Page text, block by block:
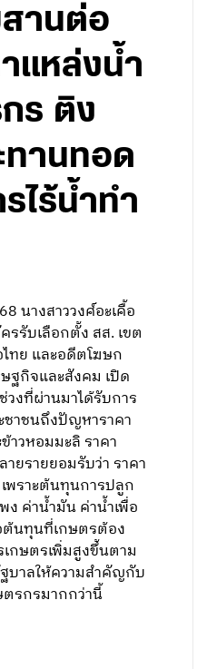
านต่อ
แหล่งน้ำ
ร ติง
ทานทอด
ไร้น้ำทำ
นางสาววงศ์อะเคื้อ
รับเลือกตั้ง สส. เขต
ทย และอดีตโฆษก
ฐกิจและสังคม เปิด
วงที่ผ่านมาได้รับการ
ชาชนถึงปัญหาราคา
าวหอมมะลิ ราคา
ยรายยอมรับว่า ราคา
พราะต้นทุนการปลูก
ง ค่าน้ำมัน ค่าน้ำเพื่อ
ต้นทุนที่เกษตรต้อง
กษตรเพิ่มสูงขึ้นตาม
บาลให้ความสำคัญกับ
ตรกรมากกว่านี้